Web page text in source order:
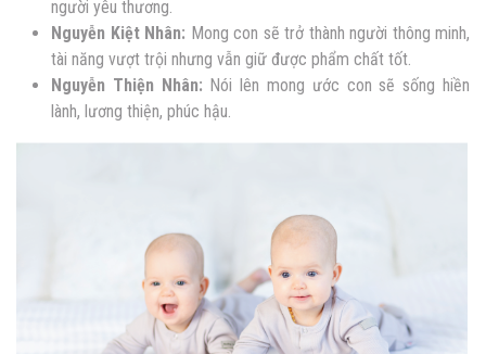
người yêu thương.
Nguyễn Kiệt Nhân: Mong con sẽ trở thành người thông minh,
tài năng vượt trội nhưng vẫn giữ được phẩm chất tốt.
Nguyễn Thiện Nhân: Nói lên mong ước con sẽ sống hiền
lành, lương thiện, phúc hậu.